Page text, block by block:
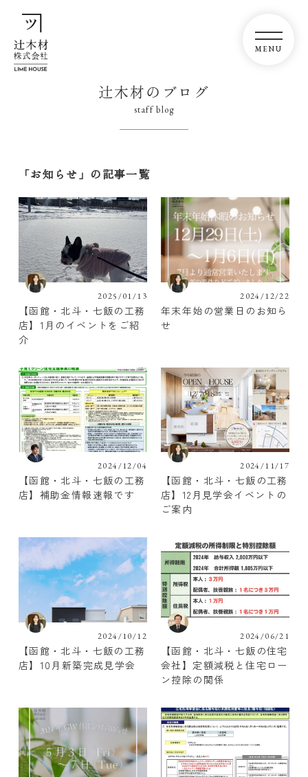
辻木材のブログ
staff blog
「お知らせ」の記事一覧
2025/01/13
【函館・北斗・七飯の工務
店】1月のイベントをご紹
介
2024/12/22
年末年始の営業日のお知ら
せ
2024/12/04
【函館・北斗・七飯の工務
店】補助金情報速報です
2024/11/17
【函館・北斗・七飯の工務
店】12月見学会イベントの
ご案内
2024/10/12
【函館・北斗・七飯の工務
店】10月新築完成見学会
2024/06/21
【函館・北斗・七飯の住宅
会社】定額減税と住宅ロー
ン控除の関係